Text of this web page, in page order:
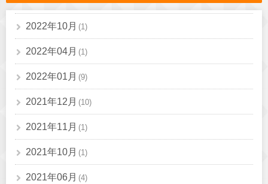
2022年10月 (1)
2022年04月 (1)
2022年01月 (9)
2021年12月 (10)
2021年11月 (1)
2021年10月 (1)
2021年06月 (4)